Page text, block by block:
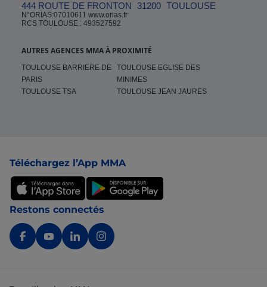
444 ROUTE DE FRONTON 31200 TOULOUSE
N°ORIAS:07010611 www.orias.fr
RCS TOULOUSE : 493527592
AUTRES AGENCES MMA À PROXIMITÉ
TOULOUSE BARRIERE DE
PARIS
TOULOUSE EGLISE DES
MINIMES
TOULOUSE TSA
TOULOUSE JEAN JAURES
Téléchargez l’App MMA
Restons connectés